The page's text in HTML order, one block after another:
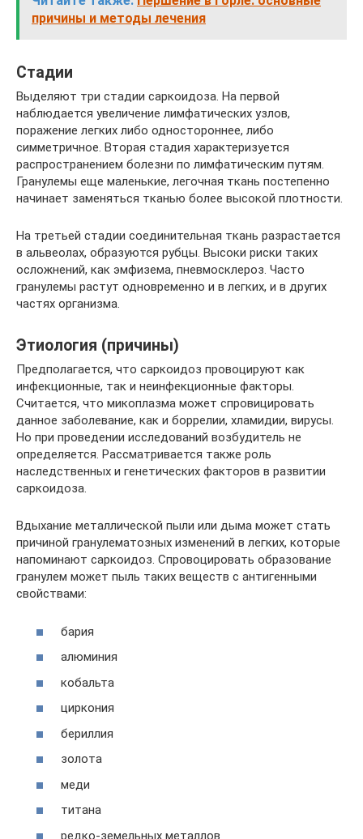
причины и методы лечения
Стадии
Выделяют три стадии саркоидоза. На первой
наблюдается увеличение лимфатических узлов,
поражение легких либо одностороннее, либо
симметричное. Вторая стадия характеризуется
распространением болезни по лимфатическим путям.
Гранулемы еще маленькие, легочная ткань постепенно
начинает заменяться тканью более высокой плотности.
На третьей стадии соединительная ткань разрастается
в альвеолах, образуются рубцы. Высоки риски таких
осложнений, как эмфизема, пневмосклероз. Часто
гранулемы растут одновременно и в легких, и в других
частях организма.
Этиология (причины)
Предполагается, что саркоидоз провоцируют как
инфекционные, так и неинфекционные факторы.
Считается, что микоплазма может спровицировать
данное заболевание, как и боррелии, хламидии, вирусы.
Но при проведении исследований возбудитель не
определяется. Рассматривается также роль
наследственных и генетических факторов в развитии
саркоидоза.
Вдыхание металлической пыли или дыма может стать
причиной гранулематозных изменений в легких, которые
напоминают саркоидоз. Спровоцировать образование
гранулем может пыль таких веществ с антигенными
свойствами:
бария
алюминия
кобальта
циркония
бериллия
золота
меди
титана
редко-земельных металлов